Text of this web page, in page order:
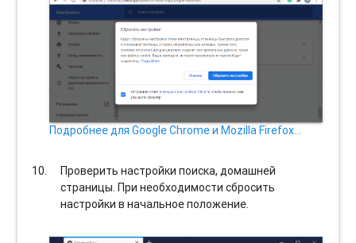
Подробнее для Google Chrome и Mozilla Firefox…
Проверить настройки поиска, домашней
страницы. При необходимости сбросить
настройки в начальное положение.